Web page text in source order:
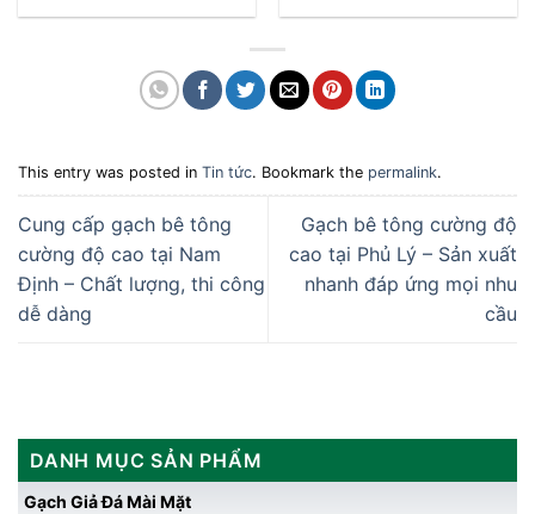
This entry was posted in Tin tức. Bookmark the permalink.
Cung cấp gạch bê tông
cường độ cao tại Nam
Định – Chất lượng, thi công
dễ dàng
Gạch bê tông cường độ
cao tại Phủ Lý – Sản xuất
nhanh đáp ứng mọi nhu
cầu
DANH MỤC SẢN PHẨM
Gạch Giả Đá Mài Mặt